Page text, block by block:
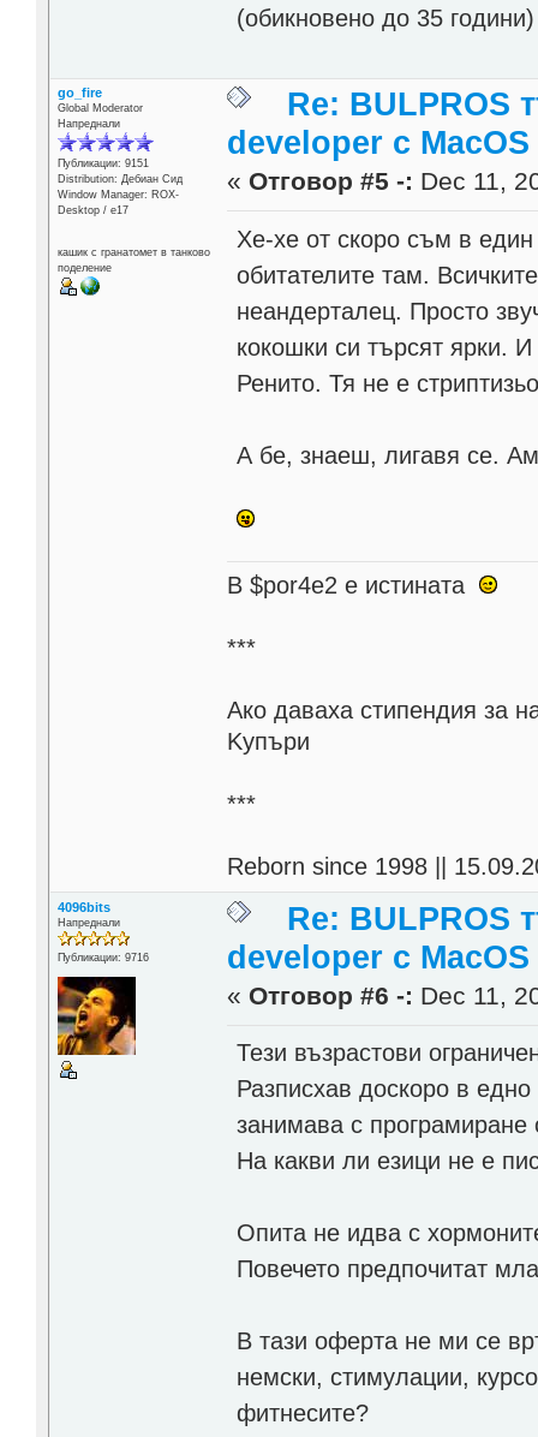
(обикновено до 35
go_fire
Global Moderator
Напреднали
Публикации: 9151
Distribution: Дебиан Сид
Window Manager: ROX-
Desktop / е17
кашик с гранатомет в танково
поделение
Re: BULPROS
developer c MacOS
« Отговор #5 -: Dec 11,
Хе-хе от скоро съм в
обитателите там.
неандерталец. Просто
кокошки си търсят ярки.
Ренито. Тя не е
А бе, знаеш, лигавя се.
В $por4e2 e истината
***
Aко даваха стипендия за
Kупъри
***
Reborn since 1998 ||
4096bits
Напреднали
Публикации: 9716
Re: BULPROS
developer c MacOS
« Отговор #6 -: Dec 11,
Тези възрастови
Разписхав доскоро в
занимава с програмиране
На какви ли езици не е
Опита не идва с
Повечето предпочитат
В тази оферта не ми се
немски, стимулации,
фитнесите?